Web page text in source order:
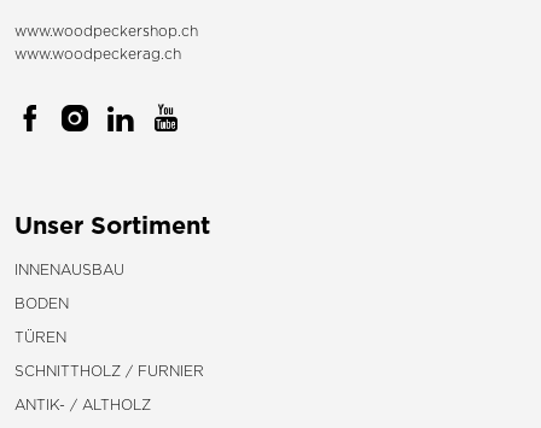
www.woodpeckershop.ch
www.woodpeckerag.ch
Unser Sortiment
INNENAUSBAU
BODEN
TÜREN
SCHNITTHOLZ / FURNIER
ANTIK- / ALTHOLZ